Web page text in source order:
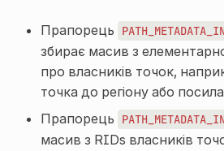
Прапорець
збирає масив з
про власників точок,
точка до регіону або
Прапорець
масив з RIDs власників